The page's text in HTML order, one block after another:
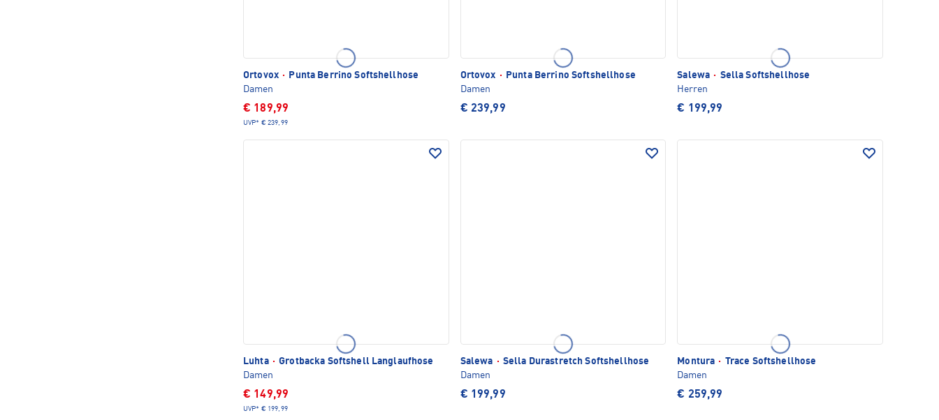
Ortovox ·
Punta Berrino Softshellhose
Damen
€ 189,99
UVP* € 239,99
Ortovox ·
Punta Berrino Softshellhose
Damen
€ 239,99
Salewa · Sella Softshellhose
Herren
€ 199,99
Luhta · Grotbacka Softshell Langlaufhose
Damen
€ 149,99
UVP* € 199,99
Salewa · Sella Durastretch Softshellhose
Damen
€ 199,99
Montura · Trace Softshellhose
Damen
€ 259,99